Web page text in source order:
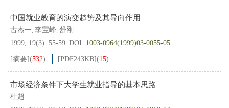
中国就业教育的演变趋势及其导向作用
古杰一, 李宝峰, 舒刚
1999, 19(3): 55-59. DOI: 1003-0964(1999)03-0055-05
[摘要](532) [PDF243KB](15)
市场经济条件下大学生就业指导的基本思路
杜超